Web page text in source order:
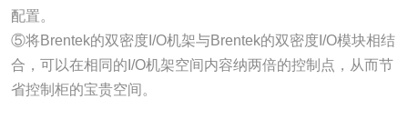
配置。
⑤将Brentek的双密度I/O机架与Brentek的双密度I/O模块相结
合，可以在相同的I/O机架空间内容纳两倍的控制点，从而节
省控制柜的宝贵空间。